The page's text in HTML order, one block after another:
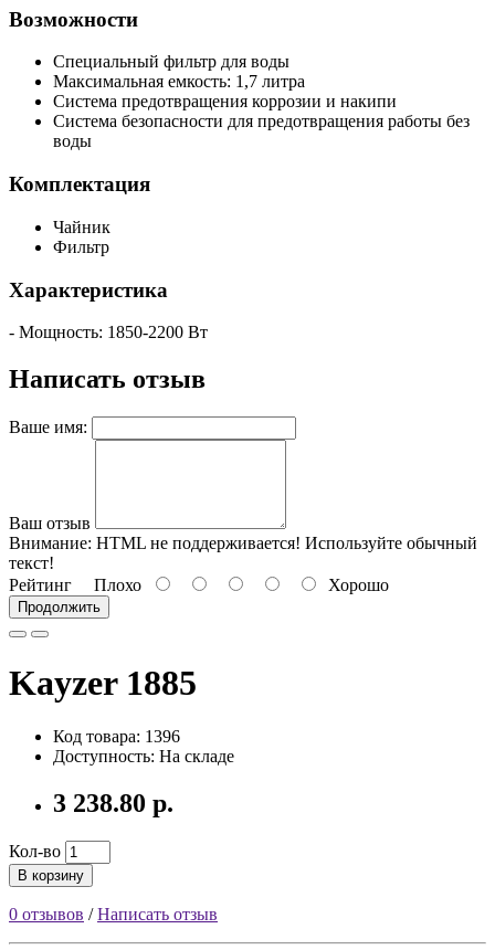
Возможности
Специальный фильтр для воды
Максимальная емкость: 1,7 литра
Система предотвращения коррозии и накипи
Система безопасности для предотвращения работы без
воды
Комплектация
Чайник
Фильтр
Характеристика
- Мощность: 1850-2200 Вт
Написать отзыв
Ваше имя:
Ваш отзыв
Внимание: HTML не поддерживается! Используйте обычный
текст!
Рейтинг Плохо Хорошо
Продолжить
Kayzer 1885
Код товара: 1396
Доступность: На складе
3 238.80 р.
Кол-во
В корзину
0 отзывов /Написать отзыв